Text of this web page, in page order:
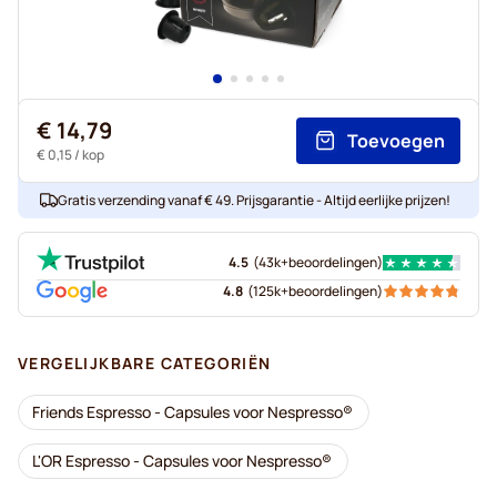
€ 14,79
€ 0,15/ kop
Toevoegen
Gratis verzending vanaf € 49. Prijsgarantie - Altijd eerlijke prijzen!
4.5 (43k+beoordelingen)
4.8 (125k+beoordelingen)
VERGELIJKBARE CATEGORIËN
Friends Espresso - Capsules voor Nespresso®
L'OR Espresso - Capsules voor Nespresso®